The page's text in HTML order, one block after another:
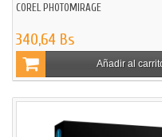
COREL PHOTOMIRAGE
340,64 Bs
Añadir al